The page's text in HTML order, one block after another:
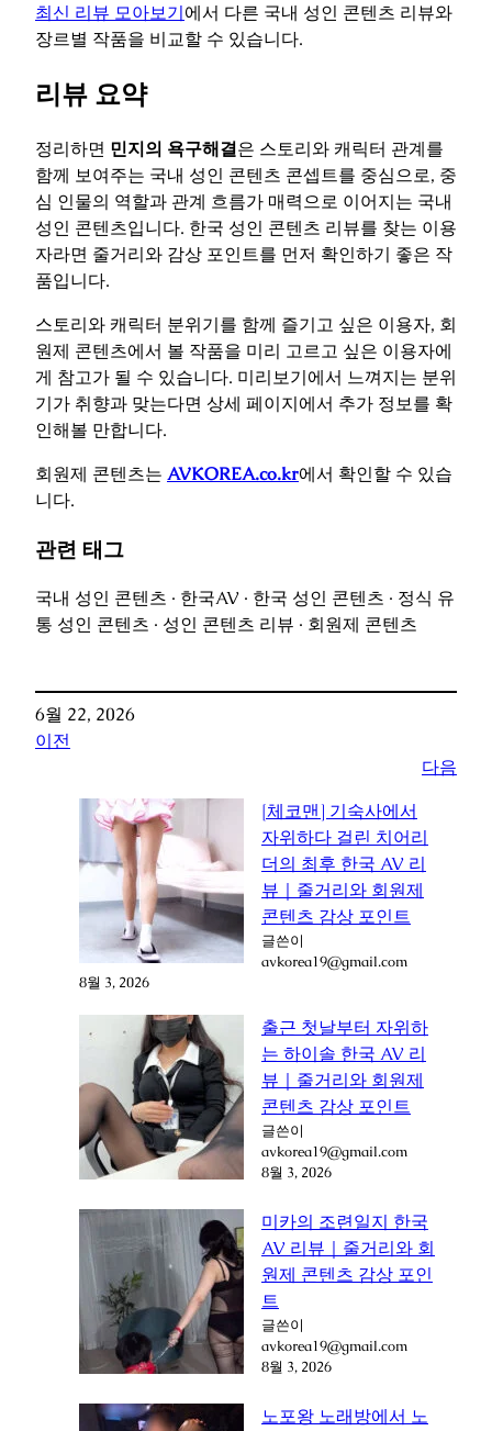
최신 리뷰 모아보기에서 다른 국내 성인 콘텐츠 리뷰와
장르별 작품을 비교할 수 있습니다.
리뷰 요약
정리하면 민지의 욕구해결은 스토리와 캐릭터 관계를
함께 보여주는 국내 성인 콘텐츠 콘셉트를 중심으로, 중
심 인물의 역할과 관계 흐름가 매력으로 이어지는 국내
성인 콘텐츠입니다. 한국 성인 콘텐츠 리뷰를 찾는 이용
자라면 줄거리와 감상 포인트를 먼저 확인하기 좋은 작
품입니다.
스토리와 캐릭터 분위기를 함께 즐기고 싶은 이용자, 회
원제 콘텐츠에서 볼 작품을 미리 고르고 싶은 이용자에
게 참고가 될 수 있습니다. 미리보기에서 느껴지는 분위
기가 취향과 맞는다면 상세 페이지에서 추가 정보를 확
인해볼 만합니다.
회원제 콘텐츠는 AVKOREA.co.kr에서 확인할 수 있습
니다.
관련 태그
국내 성인 콘텐츠 · 한국AV · 한국 성인 콘텐츠 · 정식 유
통 성인 콘텐츠 · 성인 콘텐츠 리뷰 · 회원제 콘텐츠
6월 22, 2026
이전
다음
[체코맨] 기숙사에서
자위하다 걸린 치어리
더의 최후 한국 AV 리
뷰｜줄거리와 회원제
콘텐츠 감상 포인트
글쓴이
avkorea19@gmail.com
8월 3, 2026
출근 첫날부터 자위하
는 하이솔 한국 AV 리
뷰｜줄거리와 회원제
콘텐츠 감상 포인트
글쓴이
avkorea19@gmail.com
8월 3, 2026
미카의 조련일지 한국
AV 리뷰｜줄거리와 회
원제 콘텐츠 감상 포인
트
글쓴이
avkorea19@gmail.com
8월 3, 2026
노포왕 노래방에서 노